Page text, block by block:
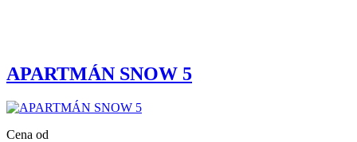
APARTMÁN SNOW 5
Cena od